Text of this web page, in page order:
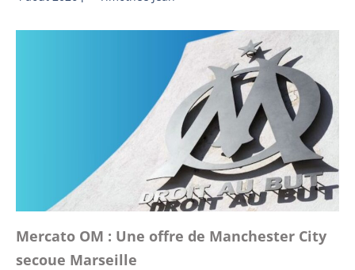
Mercato OM : Une offre de Manchester City
secoue Marseille